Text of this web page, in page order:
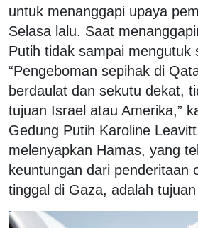
untuk menanggapi upaya
Selasa lalu. Saat
Putih tidak sampai mengutuk
“Pengeboman sepihak di
berdaulat dan sekutu dekat,
tujuan Israel atau Amerika,”
Gedung Putih Karoline
melenyapkan Hamas, yang
keuntungan dari penderitaan
tinggal di Gaza, adalah